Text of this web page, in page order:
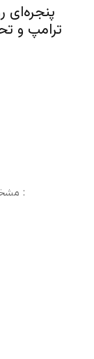
پنجره‌ای
ترامپ و تحولات
مشخصات دریافت شبکه ایران فردا در ماهواره ترکمنعالم :